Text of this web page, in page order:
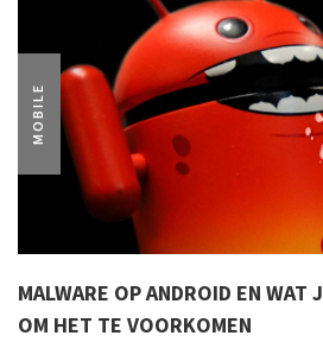
MOBILE
MALWARE OP ANDROID EN WAT
OM HET TE VOORKOMEN